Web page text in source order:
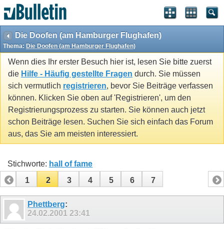
Die Doofen (am Hamburger Flughafen)
Thema: Die Doofen (am Hamburger Flughafen)
Wenn dies Ihr erster Besuch hier ist, lesen Sie bitte zuerst
die Hilfe - Häufig gestellte Fragen durch. Sie müssen
sich vermutlich registrieren, bevor Sie Beiträge verfassen
können. Klicken Sie oben auf 'Registrieren', um den
Registrierungsprozess zu starten. Sie können auch jetzt
schon Beiträge lesen. Suchen Sie sich einfach das Forum
aus, das Sie am meisten interessiert.
Stichworte: hall of fame
1
2 3 4 5 6 7
Phettberg:
24.02.2001 23:41